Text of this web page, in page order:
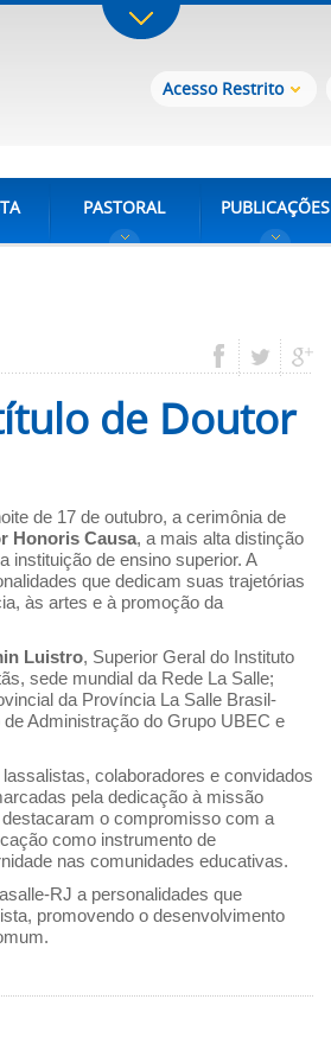
Acesso Restrito
PASTORAL PUBLICAÇÕES
de Doutor
de 17 de outubro, a cerimônia de
Honoris Causa, a mais alta distinção
instituição de ensino superior. A
que dedicam suas trajetórias
às artes e à promoção da
Luistro, Superior Geral do Instituto
sede mundial da Rede La Salle;
da Província La Salle Brasil-
Administração do Grupo UBEC e
colaboradores e convidados
pela dedicação à missão
o compromisso com a
como instrumento de
nas comunidades educativas.
RJ a personalidades que
promovendo o desenvolvimento